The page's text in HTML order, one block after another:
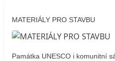
MATERIÁLY PRO STAVBU
Památka UNESCO i komunitní